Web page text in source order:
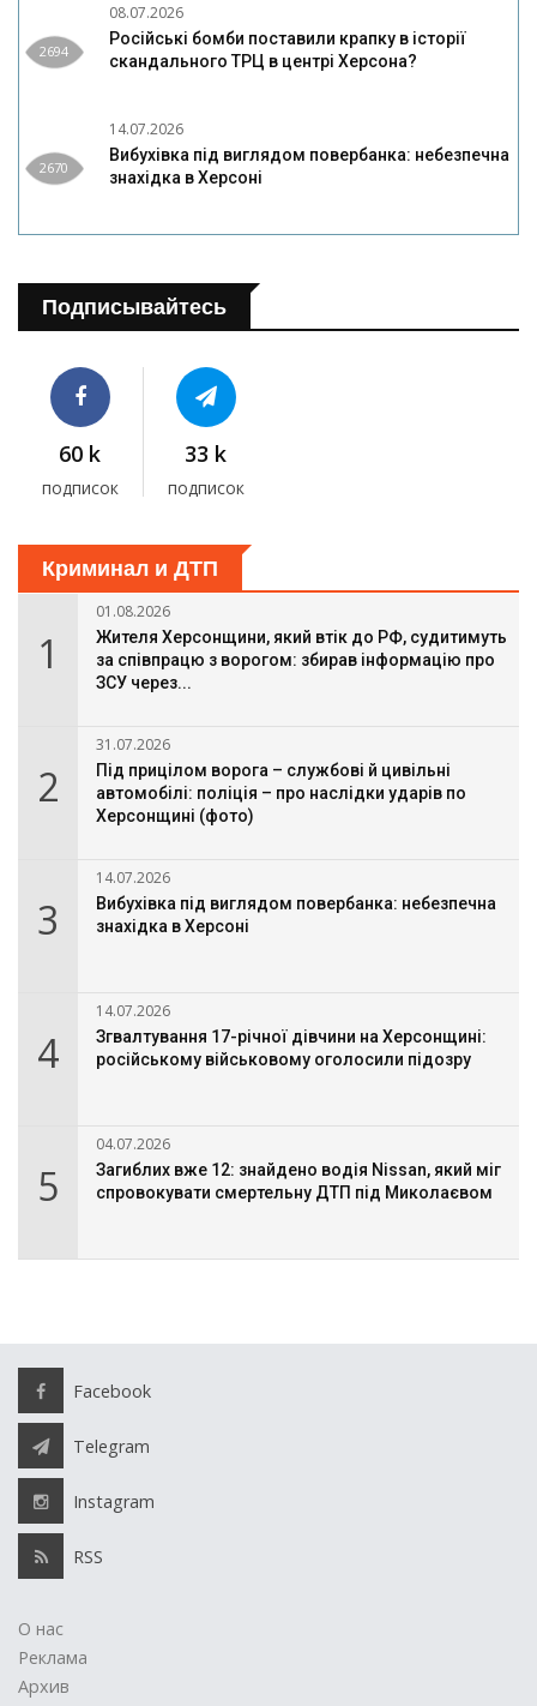
2694
08.07.2026
Російські бомби поставили крапку в історії
скандального ТРЦ в центрі Херсона?
2670
14.07.2026
Вибухівка під виглядом повербанка: небезпечна
знахідка в Херсоні
Подписывайтесь
60 k
подписок
33 k
подписок
Криминал и ДТП
1
01.08.2026
Жителя Херсонщини, який втік до РФ, судитимуть
за співпрацю з ворогом: збирав інформацію про
ЗСУ через...
2
31.07.2026
Під прицілом ворога – службові й цивільні
автомобілі: поліція – про наслідки ударів по
Херсонщині (фото)
3
14.07.2026
Вибухівка під виглядом повербанка: небезпечна
знахідка в Херсоні
4
14.07.2026
Згвалтування 17-річної дівчини на Херсонщині:
російському військовому оголосили підозру
5
04.07.2026
Загиблих вже 12: знайдено водія Nissan, який міг
спровокувати смертельну ДТП під Миколаєвом
Facebook
Telegram
Instagram
RSS
О нас
Реклама
Архив